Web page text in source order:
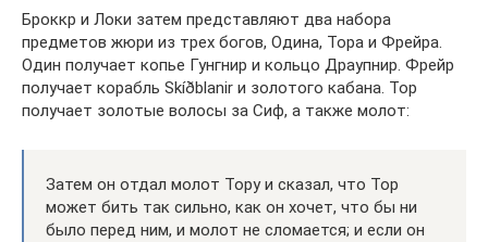
Броккр и Локи затем представляют два набора
предметов жюри из трех богов, Одина, Тора и Фрейра.
Один получает копье Гунгнир и кольцо Драупнир. Фрейр
получает корабль Skíðblanir и золотого кабана. Тор
получает золотые волосы за Сиф, а также молот:
Затем он отдал молот Тору и сказал, что Тор
может бить так сильно, как он хочет, что бы ни
было перед ним, и молот не сломается; и если он